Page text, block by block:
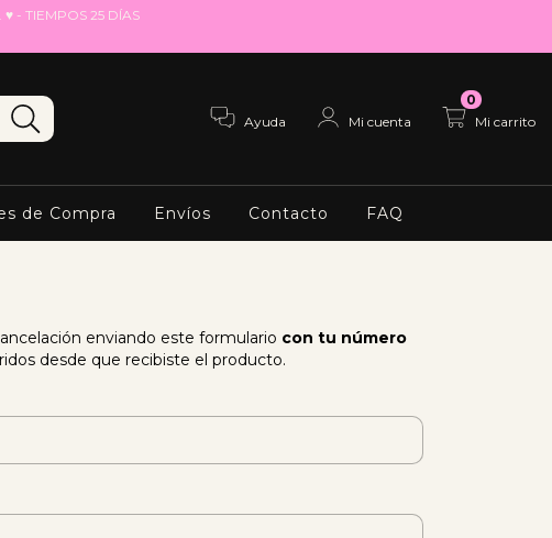
- TIEMPOS 25 DÍAS
Ayuda Mi cuenta Mi carrito
0
de Compra Envíos Contacto FAQ
enviando este formulario con tu número
desde que recibiste el producto.